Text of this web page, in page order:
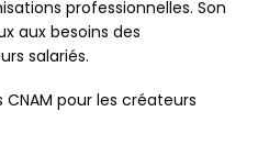
professionnelles. Son
aux besoins des
salariés.
pour les créateurs